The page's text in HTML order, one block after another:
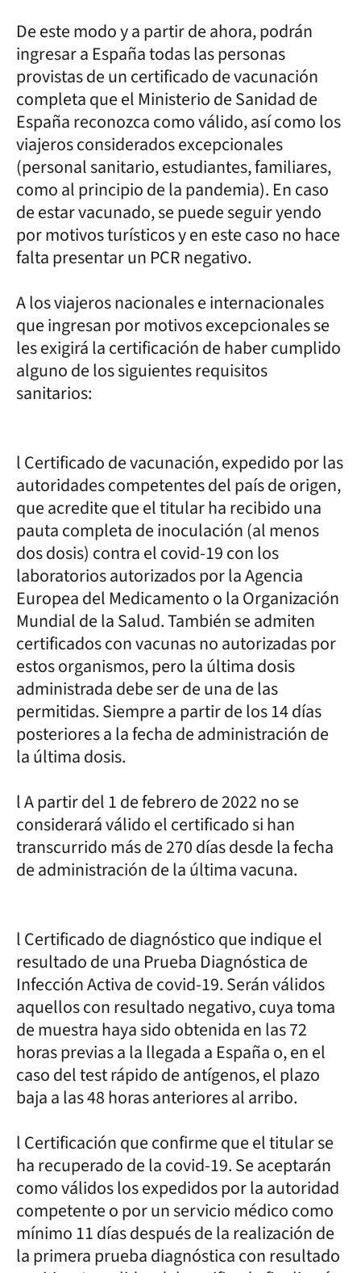
De este modo y a partir de ahora, podrán
ingresar a España todas las personas
provistas de un certificado de vacunación
completa que el Ministerio de Sanidad de
España reconozca como válido, así como los
viajeros considerados excepcionales
(personal sanitario, estudiantes, familiares,
como al principio de la pandemia). En caso
de estar vacunado, se puede seguir yendo
por motivos turísticos y en este caso no hace
falta presentar un PCR negativo.
A los viajeros nacionales e internacionales
que ingresan por motivos excepcionales se
les exigirá la certificación de haber cumplido
alguno de los siguientes requisitos
sanitarios:
l Certificado de vacunación, expedido por las
autoridades competentes del país de origen,
que acredite que el titular ha recibido una
pauta completa de inoculación (al menos
dos dosis) contra el covid-19 con los
laboratorios autorizados por la Agencia
Europea del Medicamento o la Organización
Mundial de la Salud. También se admiten
certificados con vacunas no autorizadas por
estos organismos, pero la última dosis
administrada debe ser de una de las
permitidas. Siempre a partir de los 14 días
posteriores a la fecha de administración de
la última dosis.
l A partir del 1 de febrero de 2022 no se
considerará válido el certificado si han
transcurrido más de 270 días desde la fecha
de administración de la última vacuna.
l Certificado de diagnóstico que indique el
resultado de una Prueba Diagnóstica de
Infección Activa de covid-19. Serán válidos
aquellos con resultado negativo, cuya toma
de muestra haya sido obtenida en las 72
horas previas a la llegada a España o, en el
caso del test rápido de antígenos, el plazo
baja a las 48 horas anteriores al arribo.
l Certificación que confirme que el titular se
ha recuperado de la covid-19. Se aceptarán
como válidos los expedidos por la autoridad
competente o por un servicio médico como
mínimo 11 días después de la realización de
la primera prueba diagnóstica con resultado